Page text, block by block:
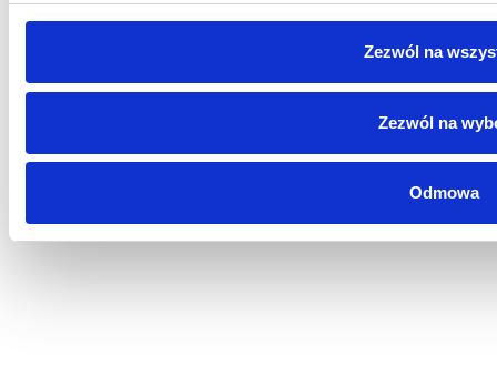
Zezwól na
Zezwól na
Odmowa